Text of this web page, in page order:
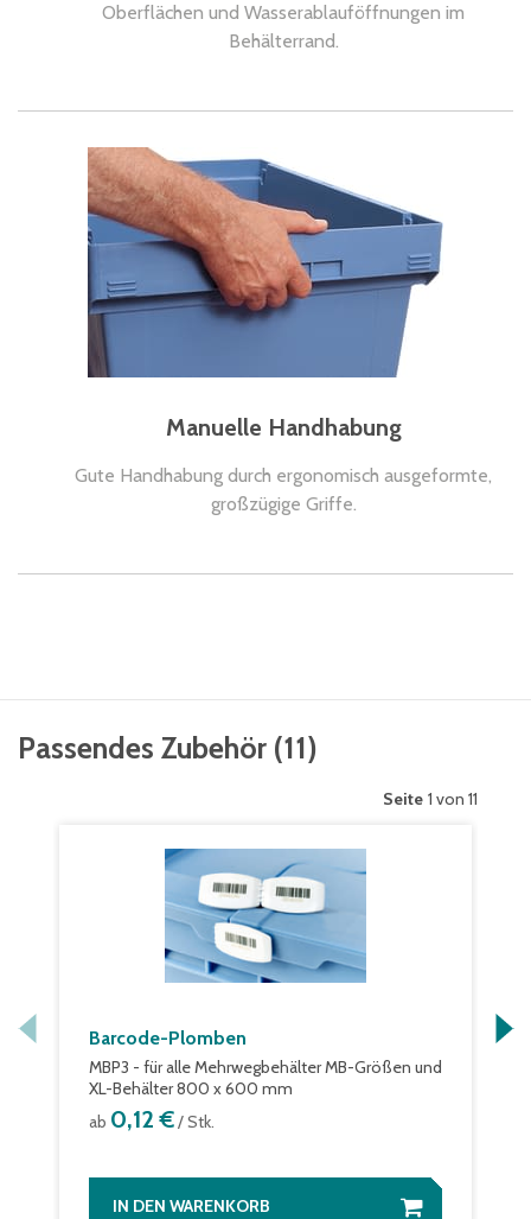
Oberflächen und Wasserablauföffnungen im
Behälterrand.
Manuelle Handhabung
Gute Handhabung durch ergonomisch ausgeformte,
großzügige Griffe.
Passendes Zubehör (11)
Seite 1 von 11
Barcode-Plomben
MBP3 - für alle Mehrwegbehälter MB-Größen und
XL-Behälter 800 x 600 mm
ab 0,12 €/ Stk.
IN DEN WARENKORB